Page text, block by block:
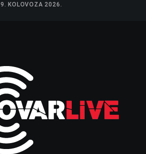
9. KOLOVOZA 2026.